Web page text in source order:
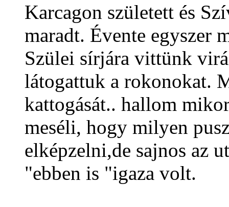
Karcagon született és
maradt. Évente egyszer
Szülei sírjára vittünk
látogattuk a rokonokat.
kattogását.. hallom
meséli, hogy milyen
elképzelni,de sajnos az
"ebben is "igaza volt.